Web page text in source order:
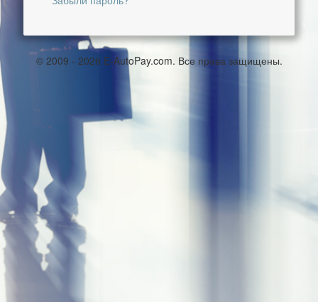
© 2009 - 2026 E-AutoPay.com. Все права защищены.